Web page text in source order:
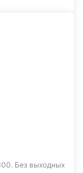
Без выходных